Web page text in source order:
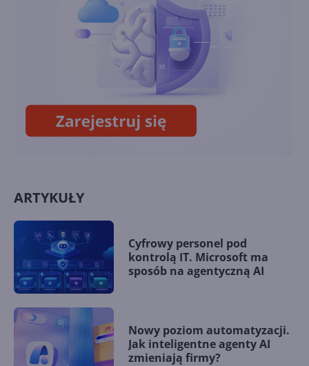
Recall - flagowa funkcja AI w
Windows 11 w końcu wydana
ARTYKUŁY
Cyfrowy personel pod
kontrolą IT. Microsoft ma
sposób na agentyczną AI
Nowy poziom automatyzacji.
Jak inteligentne agenty AI
zmieniają firmy?